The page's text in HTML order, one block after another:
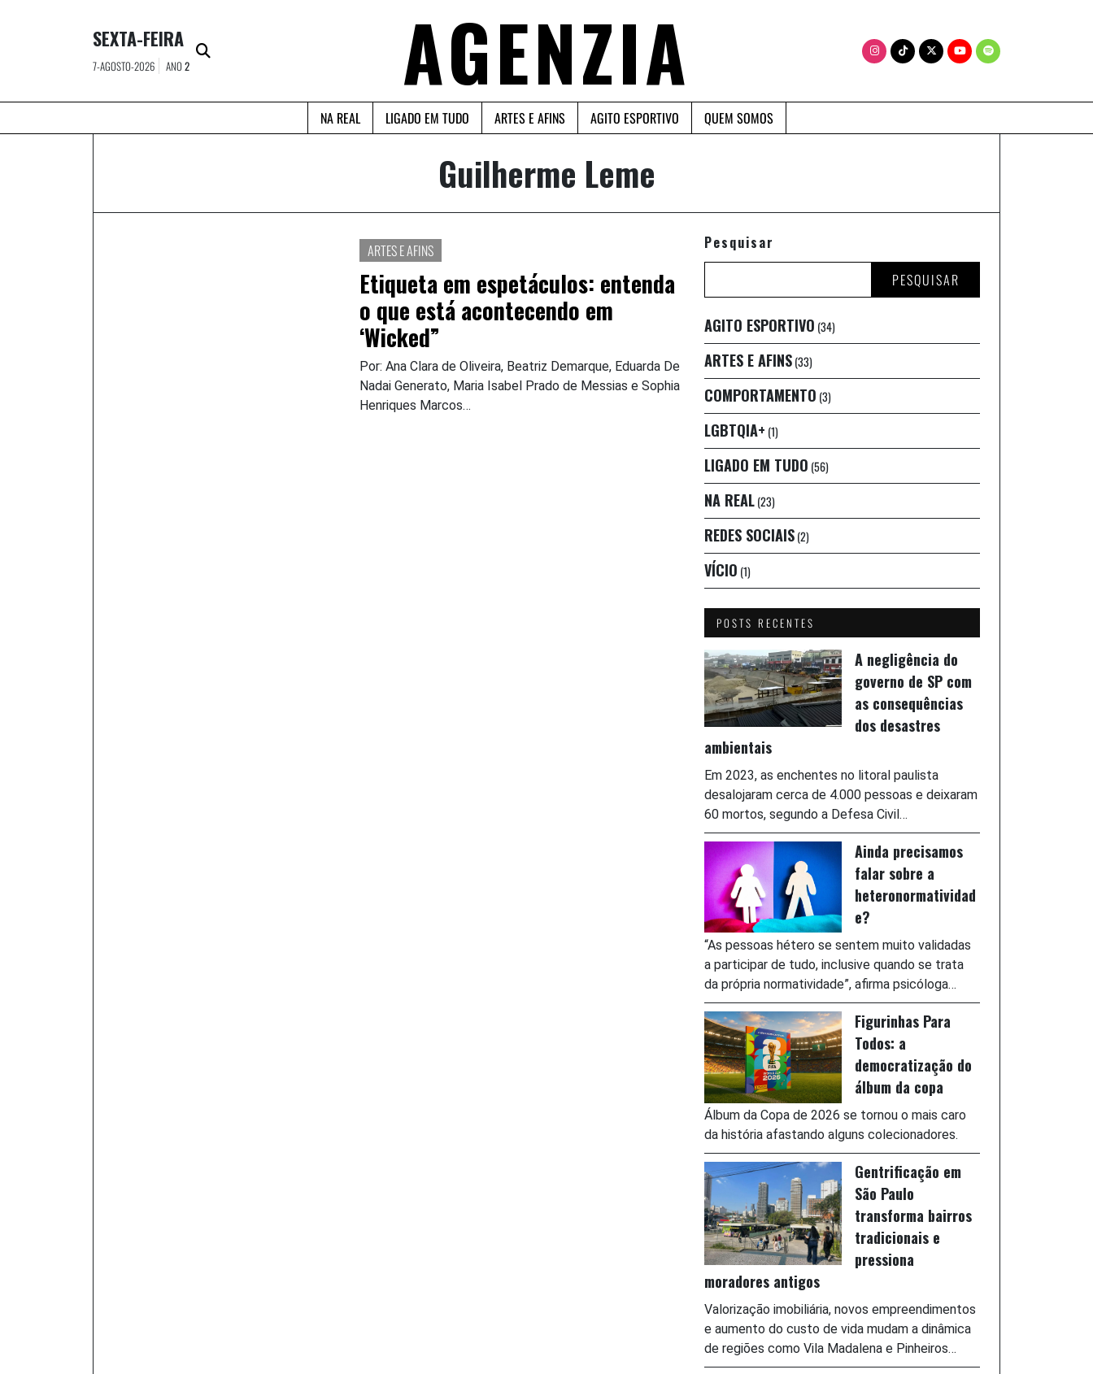
SEXTA-FEIRA
7-AGOSTO-2026 ANO2 AGENZIA
NA REAL LIGADO EM TUDO ARTES E AFINS AGITO ESPORTIVO QUEM SOMOS
Guilherme Leme
ARTES E AFINS
Etiqueta em espetáculos: entenda
o que está acontecendo em
‘Wicked”
Por: Ana Clara de Oliveira, Beatriz Demarque, Eduarda De
Nadai Generato, Maria Isabel Prado de Messias e Sophia
Henriques Marcos…
Pesquisar
PESQUISAR
AGITO ESPORTIVO (34)
ARTES E AFINS(33)
COMPORTAMENTO (3)
LGBTQIA+ (1)
LIGADO EM TUDO (56)
NA REAL(23)
REDES SOCIAIS(2)
VÍCIO (1)
POSTS RECENTES
A negligência do
governo de SP com
as consequências
dos desastres
ambientais
Em 2023, as enchentes no litoral paulista
desalojaram cerca de 4.000 pessoas e deixaram
60 mortos, segundo a Defesa Civil…
Ainda precisamos
falar sobre a
heteronormatividad
e?
“As pessoas hétero se sentem muito validadas
a participar de tudo, inclusive quando se trata
da própria normatividade”, afirma psicóloga…
Figurinhas Para
Todos: a
democratização do
álbum da copa
Álbum da Copa de 2026 se tornou o mais caro
da história afastando alguns colecionadores.
Gentrificação em
São Paulo
transforma bairros
tradicionais e
pressiona
moradores antigos
Valorização imobiliária, novos empreendimentos
e aumento do custo de vida mudam a dinâmica
de regiões como Vila Madalena e Pinheiros…